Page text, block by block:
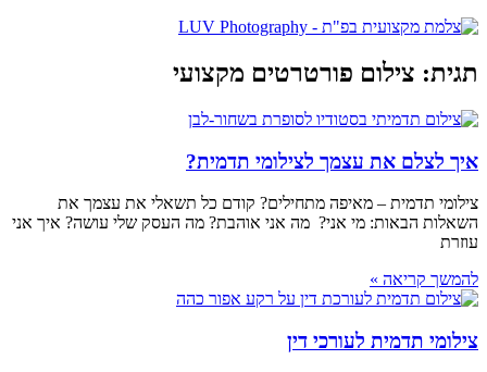
תגית: צילום פורטרטים מקצועי
איך לצלם את עצמך לצילומי תדמית?
צילומי תדמית – מאיפה מתחילים? קודם כל תשאלי את עצמך את
השאלות הבאות: מי אני? מה אני אוהבת? מה העסק שלי עושה? איך אני
עוזרת
להמשך קריאה »
צילומי תדמית לעורכי דין